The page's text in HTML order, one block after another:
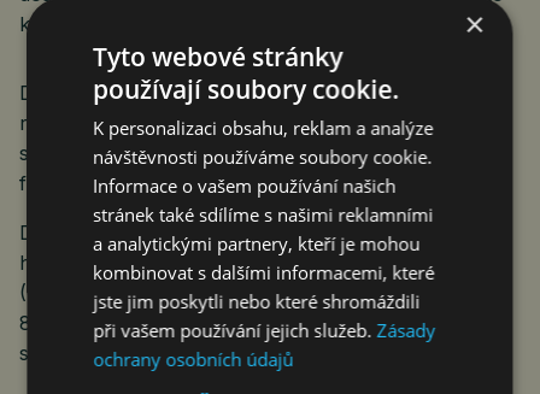
klíčového energetického zdroje.
Dohoda by měla být dokončena v letošním finančním
roce, který končí 30. září. Transakci ale ještě musejí
schválit příslušné orgány a dozorčí rada německé
firmy.
Do skupiny EPCG patří Energetický a průmyslový
holding (EPH), mediální skupina Czech Media Invest
(CMI) a firma EC Investments. Křetínský má v EPCG
89,3 procenta akcií, zbylých 10,7 procenta drží
skupina manažerů EPH.
×
Tyto webové stránky
používají soubory cookie.
K personalizaci obsahu, reklam a analýze
návštěvnosti používáme soubory cookie.
Informace o vašem používání našich
stránek také sdílíme s našimi reklamními
a analytickými partnery, kteří je mohou
kombinovat s dalšími informacemi, které
jste jim poskytli nebo které shromáždili
při vašem používání jejich služeb.Zásady
ochrany osobních údajů